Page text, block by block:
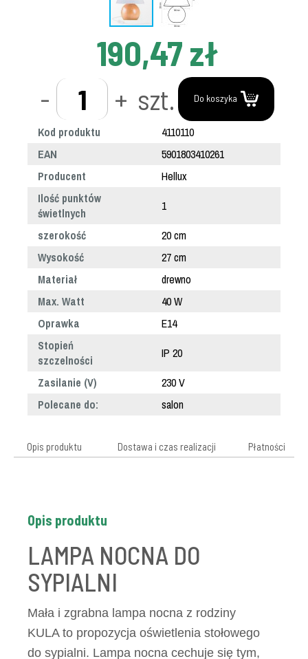
190,47 zł
- + szt. Do koszyka
Kod produktu
4110110
EAN
5901803410261
Producent
Hellux
Ilość punktów
świetlnych
1
szerokość
20 cm
Wysokość
27 cm
Materiał
drewno
Max. Watt
40 W
Oprawka
E14
Stopień
szczelności
IP 20
Zasilanie (V)
230 V
Polecane do:
salon
Opis produktu Dostawa i czas realizacji Płatności
Opis produktu
LAMPA NOCNA DO
SYPIALNI
Mała i zgrabna lampa nocna z rodziny
KULA to propozycja oświetlenia stołowego
do sypialni. Lampa nocna cechuje się tym,